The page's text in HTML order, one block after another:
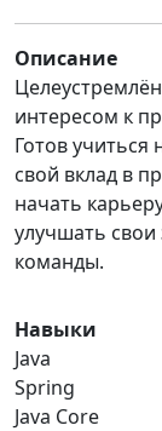
Описание
интересом к
Готов учиться
свой вклад в
начать
улучшать
команды.
Навыки
Java
Spring
Java Core